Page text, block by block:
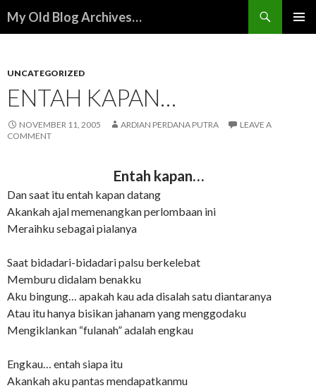
My Old Blog Archives…
UNCATEGORIZED
ENTAH KAPAN…
NOVEMBER 11, 2005 ARDIAN PERDANA PUTRA
LEAVE A
COMMENT
Entah kapan…
Dan saat itu entah kapan datang
Akankah ajal memenangkan perlombaan ini
Meraihku sebagai pialanya
Saat bidadari-bidadari palsu berkelebat
Memburu didalam benakku
Aku bingung… apakah kau ada disalah satu diantaranya
Atau itu hanya bisikan jahanam yang menggodaku
Mengiklankan “fulanah” adalah engkau
Engkau… entah siapa itu
Akankah aku pantas mendapatkanmu